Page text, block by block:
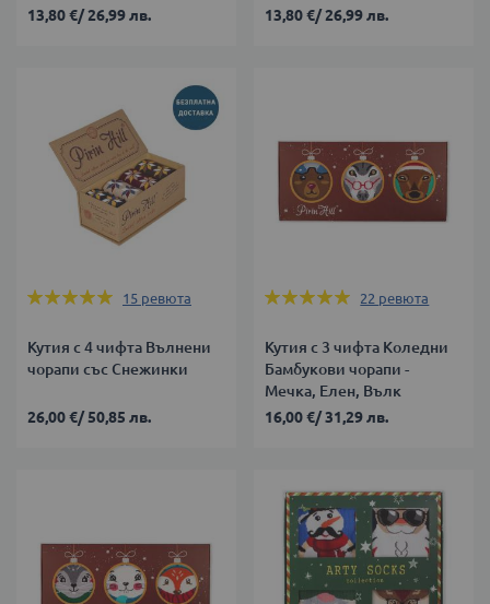
Елен
13,80 €/26,99 лв.
13,80 €/26,99 лв.
Оценка:
15 ревюта
Кутия с 4 чифта Вълнени
чорапи със Снежинки
26,00 €/50,85 лв.
Оценка:
22 ревюта
Кутия с 3 чифта Коледни
Бамбукови чорапи -
Мечка, Елен, Вълк
16,00 €/31,29 лв.